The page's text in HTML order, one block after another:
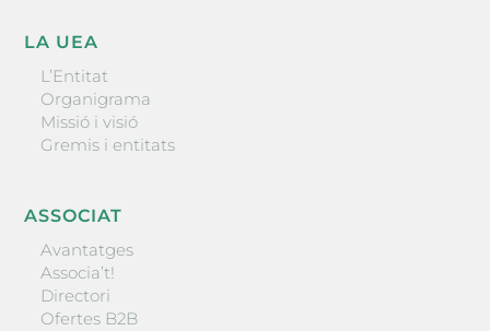
LA UEA
L’Entitat
Organigrama
Missió i visió
Gremis i entitats
ASSOCIAT
Avantatges
Associa’t!
Directori
Ofertes B2B